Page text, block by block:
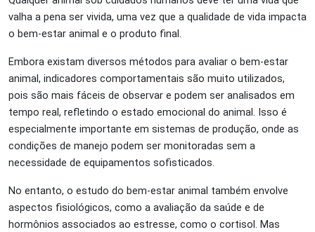
valha a pena ser vivida, uma vez que a qualidade de vida impacta
o bem-estar animal e o produto final.
Embora existam diversos métodos para avaliar o bem-estar
animal, indicadores comportamentais são muito utilizados,
pois são mais fáceis de observar e podem ser analisados em
tempo real, refletindo o estado emocional do animal. Isso é
especialmente importante em sistemas de produção, onde as
condições de manejo podem ser monitoradas sem a
necessidade de equipamentos sofisticados.
No entanto, o estudo do bem-estar animal também envolve
aspectos fisiológicos, como a avaliação da saúde e de
hormônios associados ao estresse, como o cortisol. Mas